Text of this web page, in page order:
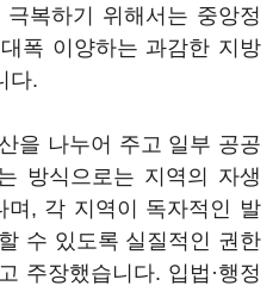
복하기 위해서는 중앙정
폭 이양하는 과감한 지방
다.
을 나누어 주고 일부 공공
방식으로는 지역의 자생
, 각 지역이 독자적인 발
수 있도록 실질적인 권한
주장했습니다. 입법·행정